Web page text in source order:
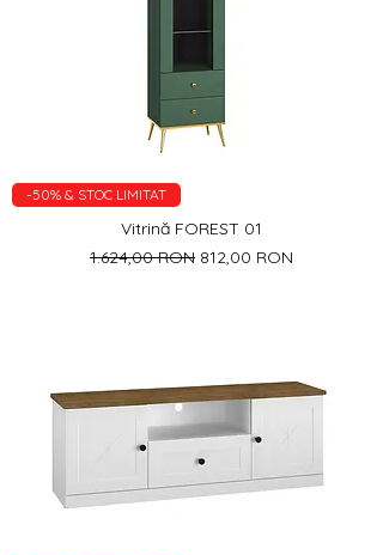
-50% & STOC LIMITAT
Vitrină FOREST 01
Preț normal
1.624,00 RON Preț redus
812,00 RON